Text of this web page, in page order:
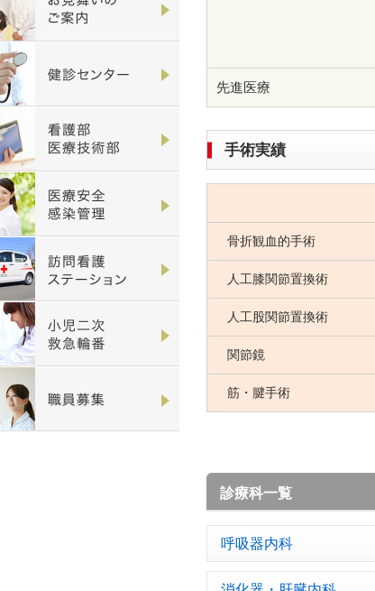
先進医療
手術実績
骨折観血的手術
人工膝関節置換術
人工股関節置換術
関節鏡
筋・腱手術
診療科一覧
呼吸器内科